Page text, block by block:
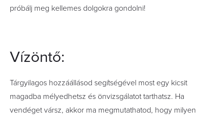
próbálj meg kellemes dolgokra gondolni!
Vízöntő:
Tárgyilagos hozzáállásod segítségével most egy kicsit
magadba mélyedhetsz és önvizsgálatot tarthatsz. Ha
vendéget vársz, akkor ma megmutathatod, hogy milyen